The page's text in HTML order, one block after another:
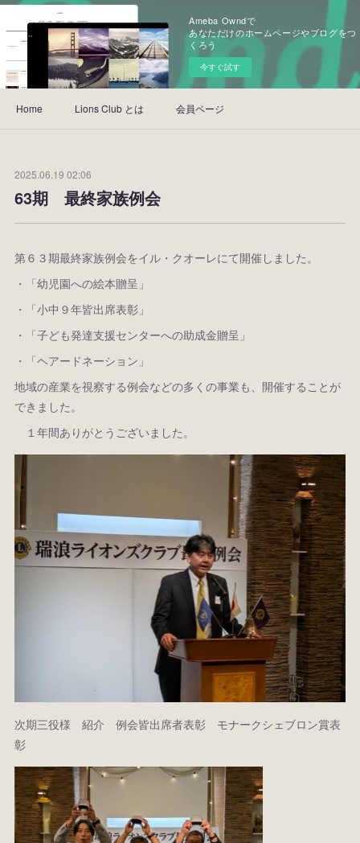
Ameba Owndで
あなただけのホームページやブログをつ
くろう
今すぐ試す
Home Lions Club とは 会員ページ
2025.06.19 02:06
63期 最終家族例会
第６３期最終家族例会をイル・クオーレにて開催しました。
・「幼児園への絵本贈呈」
・「小中９年皆出席表彰」
・「子ども発達支援センターへの助成金贈呈」
・「ヘアードネーション」
地域の産業を視察する例会などの多くの事業も、開催することが
できました。
１年間ありがとうございました。
次期三役様 紹介 例会皆出席者表彰 モナークシェブロン賞表
彰